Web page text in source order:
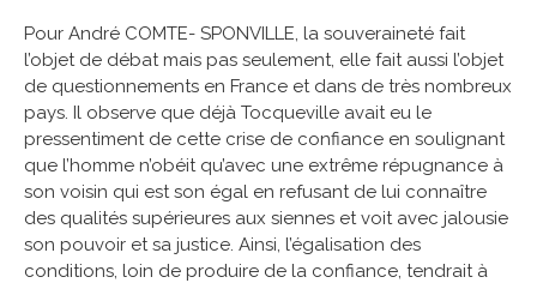
Pour André COMTE- SPONVILLE, la souveraineté fait
l’objet de débat mais pas seulement, elle fait aussi l’objet
de questionnements en France et dans de très nombreux
pays. Il observe que déjà Tocqueville avait eu le
pressentiment de cette crise de confiance en soulignant
que l’homme n’obéit qu’avec une extrême répugnance à
son voisin qui est son égal en refusant de lui connaître
des qualités supérieures aux siennes et voit avec jalousie
son pouvoir et sa justice. Ainsi, l’égalisation des
conditions, loin de produire de la confiance, tendrait à